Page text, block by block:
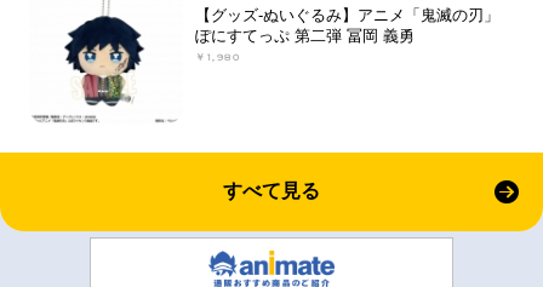
【グッズ-ぬいぐるみ】アニメ「鬼滅の刃」
ぽにすてっぷ 第二弾 冨岡 義勇
￥1,980
すべて見る